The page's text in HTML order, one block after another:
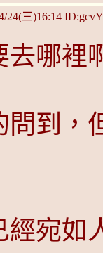
24(三)16:14
去哪裡
問到，
經宛如